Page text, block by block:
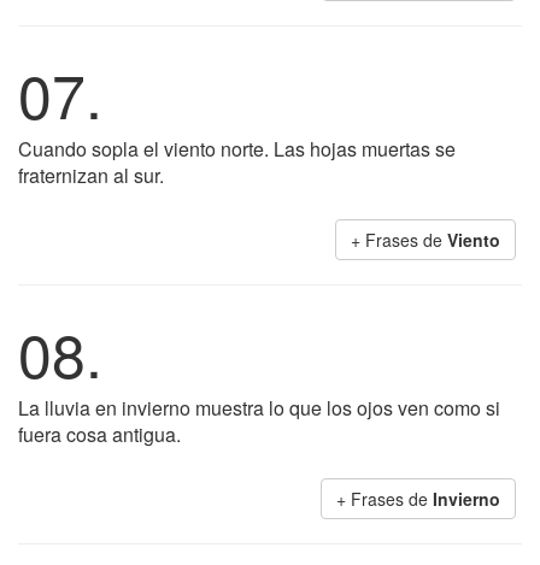
07.
Cuando sopla el viento norte. Las hojas muertas se
fraternizan al sur.
+ Frases de Viento
08.
La lluvia en invierno muestra lo que los ojos ven como si
fuera cosa antigua.
+ Frases de Invierno